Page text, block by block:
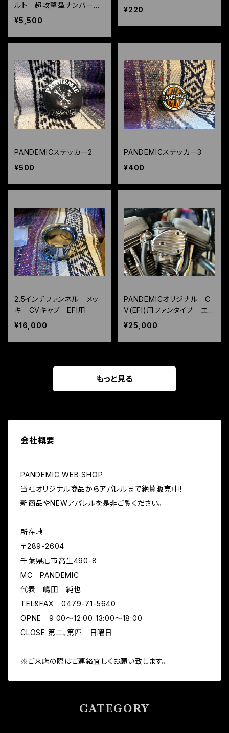
ルト 超攻撃型ナンバーボ
ルト
¥5,500
¥220
PANDEMICステッカー2
¥500
PANDEMICステッカー3
¥400
2.5インチファンネル メッ
キ CVキャブ EFI用
¥16,000
PANDEMICオリジナル C
V(EFI)用ファンタイプ エ
アクリーナー
¥25,000
もっと見る
会社概要
PANDEMIC WEB SHOP
当社オリジナル商品からアパレルまで絶賛販売中！
新商品やNEWアパレルを是非ご覧ください。
所在地
〒289-2604
千葉県旭市高生490-8
MC PANDEMIC
代表 嶋田 純也
TEL&FAX 0479-71-5640
OPNE 9:00～12:00 13:00～18:00
CLOSE 第二、第四 日曜日
※ご来店の際はご連絡宜しくお願い致します。
CATEGORY